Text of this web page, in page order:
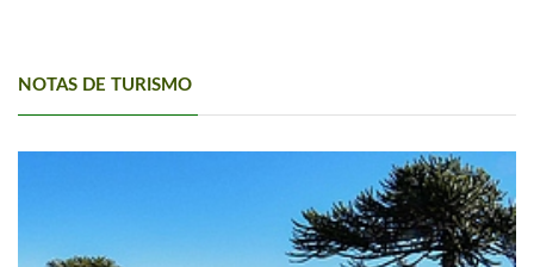
NOTAS DE TURISMO